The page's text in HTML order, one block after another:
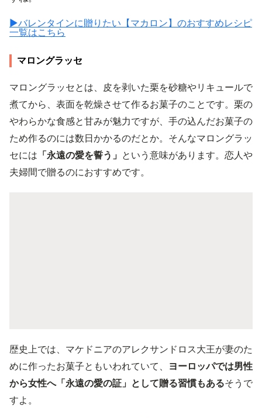
▶︎バレンタインに贈りたい【マカロン】のおすすめレシピ
一覧はこちら
マロングラッセ
マロングラッセとは、皮を剥いた栗を砂糖やリキュールで
煮てから、表面を乾燥させて作るお菓子のことです。栗の
やわらかな食感と甘みが魅力ですが、手の込んだお菓子の
ため作るのには数日かかるのだとか。そんなマロングラッ
セには 「永遠の愛を誓う」 という意味があります。恋人や
夫婦間で贈るのにおすすめです。
歴史上では、マケドニアのアレクサンドロス大王が妻のた
めに作ったお菓子ともいわれていて、 ヨーロッパでは男性
から女性へ「永遠の愛の証」として贈る習慣もあるそうで
すよ。